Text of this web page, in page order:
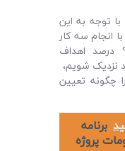
توجه به این
قانون 3 و تنها با انجام سه کار
روزانه خواهیم توانست به 90 درصد اهداف
نزدیک شویم،
چگونه تعیین
برنامه
پروژه